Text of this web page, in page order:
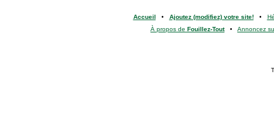
Accueil • Ajoutez (modifiez) votre site!•
À propos de Fouillez-Tout• Annoncez